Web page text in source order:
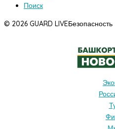
Поиск
© 2026 GUARD LIVEБезопасность